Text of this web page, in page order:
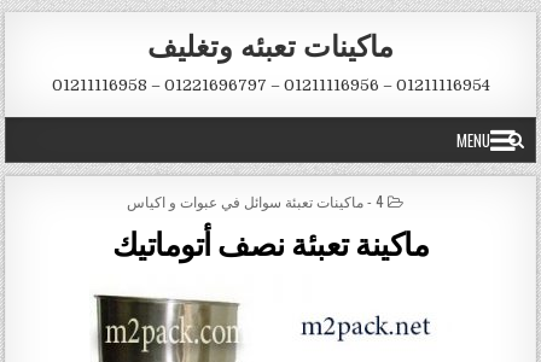
Skip to content
ماكينات تعبئه وتغليف
01211116954 – 01211116956 – 01221696797 – 01211116958
MENU
POSTED IN
4 - ماكينات تعبئة سوائل في عبوات و اكياس
ماكينة تعبئة نصف أتوماتيك